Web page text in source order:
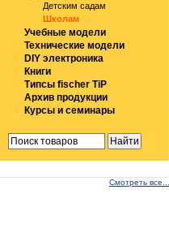
Детским садам
Школам
Учебные модели
Технические модели
DIY электроника
Книги
Типсы fischer TiP
Архив продукции
Курсы и семинары
Смотреть все...